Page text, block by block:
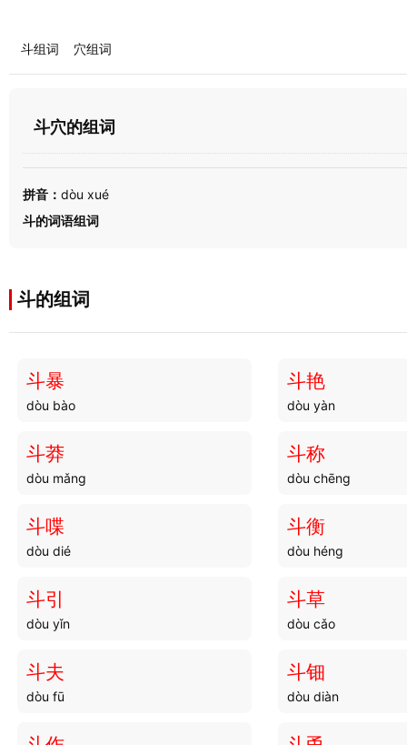
斗组词 穴组词
斗穴的组词
拼音： dòu xué
斗的词语组词
斗的组词
斗暴
dòu bào
斗艳
dòu yàn
斗莽
dòu mǎng
斗称
dòu chēng
斗喋
dòu dié
斗衡
dòu héng
斗引
dòu yǐn
斗草
dòu cǎo
斗夫
dòu fū
斗钿
dòu diàn